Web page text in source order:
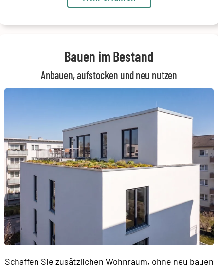
Bauen im Bestand
Anbauen, aufstocken und neu nutzen
Schaffen Sie zusätzlichen Wohnraum, ohne neu bauen